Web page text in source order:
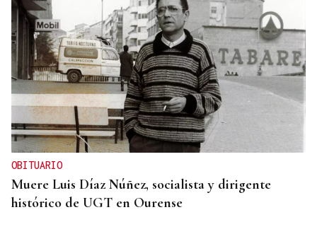
OBITUARIO
Muere Luis Díaz Núñez, socialista y dirigente
histórico de UGT en Ourense